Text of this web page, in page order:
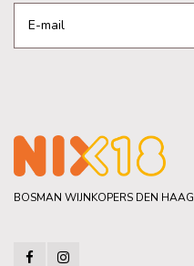
BOSMAN WIJNKOPERS DEN HAAG